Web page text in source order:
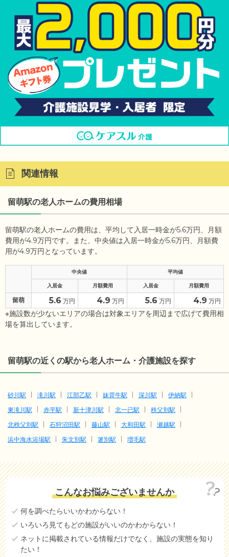
関連情報
留萌駅の老人ホームの費用相場
留萌駅の老人ホームの費用は、平均して入居一時金が5.6万円、月額
費用が4.9万円です。また、中央値は入居一時金が5.6万円、月額費
用が4.9万円となっています。
中央値 平均値
入居金 月額費用 入居金 月額費用
留萌 5.6 万円 4.9 万円 5.6 万円 4.9 万円
※施設数が少ないエリアの場合は対象エリアを周辺まで広げて費用相
場を算出しています。
留萌駅の近くの駅から老人ホーム・介護施設を探す
砂川駅 滝川駅 江部乙駅 妹背牛駅 深川駅
伊納駅
東滝川駅
赤平駅 新十津川駅 北一已駅
秩父別駅
北秩父別駅
石狩沼田駅 藤山駅 大和田駅
瀬越駅
浜中海水浴場駅
朱文別駅 箸別駅 増毛駅
こんなお悩みございませんか
何を調べたらいいかわからない！
いろいろ見てもどの施設がいいのかわからない！
ネットに掲載されている情報だけでなく、施設の実態を知り
たい！